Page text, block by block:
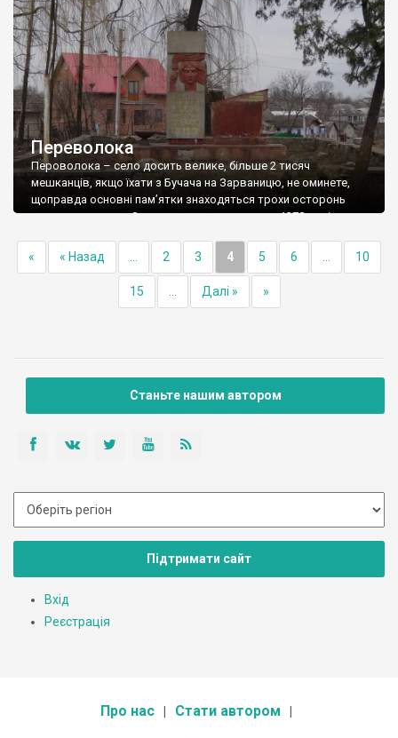
Переволока
Пероволока – село досить велике, більше 2 тисяч
мешканців, якщо їхати з Бучача на Зарваницю, не оминете,
щоправда основні пам’ятки знаходяться трохи осторонь
основного шляху. Згадується село вперше в 1378 році, у
1469 році брати Міхал і Ян Язловецькі провели поділ спадку
батька, за яким Переволоку отримав […]
« « Назад 2 3 4 5 6 10
15 Далі » »
Станьте нашим автором
Підтримати сайт
Вхід
Реєстрація
Про нас Стати автором